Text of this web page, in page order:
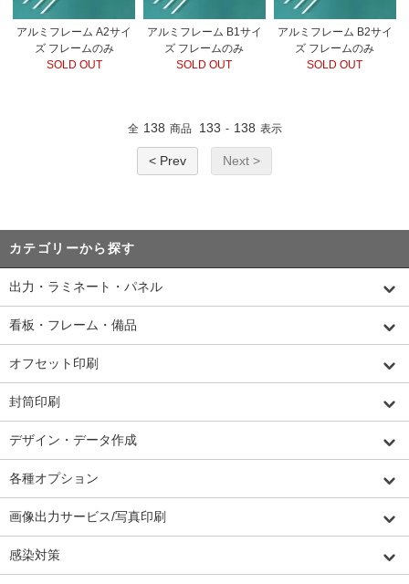
アルミフレーム A2サイ
ズ フレームのみ
SOLD OUT
アルミフレーム B1サイ
ズ フレームのみ
SOLD OUT
アルミフレーム B2サイ
ズ フレームのみ
SOLD OUT
全 138 商品 133 - 138 表示
< Prev Next >
カテゴリーから探す
出力・ラミネート・パネル
看板・フレーム・備品
オフセット印刷
封筒印刷
デザイン・データ作成
各種オプション
画像出力サービス/写真印刷
感染対策